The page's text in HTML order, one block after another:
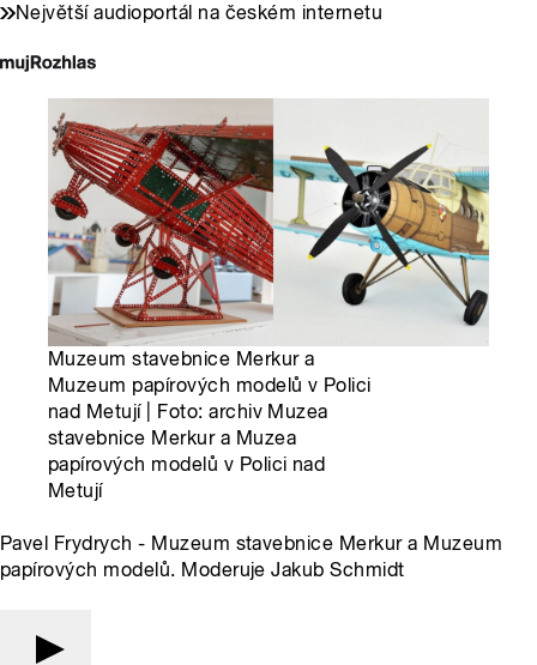
Největší audioportál na českém internetu
Muzeum stavebnice Merkur a
Muzeum papírových modelů v Polici
nad Metují | Foto: archiv Muzea
stavebnice Merkur a Muzea
papírových modelů v Polici nad
Metují
Pavel Frydrych - Muzeum stavebnice Merkur a Muzeum
papírových modelů. Moderuje Jakub Schmidt